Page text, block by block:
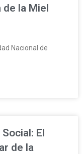
de la Miel
Nacional de
El
de la